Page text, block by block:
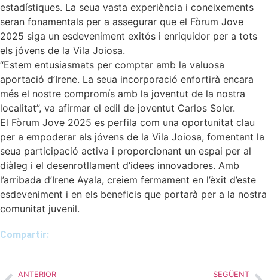
estadístiques. La seua vasta experiència i coneixements
seran fonamentals per a assegurar que el Fòrum Jove
2025 siga un esdeveniment exitós i enriquidor per a tots
els jóvens de la Vila Joiosa.
“Estem entusiasmats per comptar amb la valuosa
aportació d’Irene. La seua incorporació enfortirà encara
més el nostre compromís amb la joventut de la nostra
localitat”, va afirmar el edil de joventut Carlos Soler.
El Fòrum Jove 2025 es perfila com una oportunitat clau
per a empoderar als jóvens de la Vila Joiosa, fomentant la
seua participació activa i proporcionant un espai per al
diàleg i el desenrotllament d’idees innovadores. Amb
l’arribada d’Irene Ayala, creiem fermament en l’èxit d’este
esdeveniment i en els beneficis que portarà per a la nostra
comunitat juvenil.
Compartir:
ANTERIOR SEGÜENT